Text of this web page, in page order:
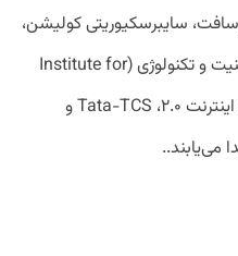
سایبرسکیوریتی کولیشن،
پالو آتو، فلک‌کان، SAP، موسسه امنیت و تکنولوژی (Institute for
Security + Technology)، سیمنز، اینترنت ۲.۰، Tata-TCS و
می‌یابند..